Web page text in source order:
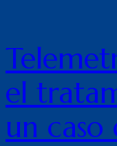
el
un